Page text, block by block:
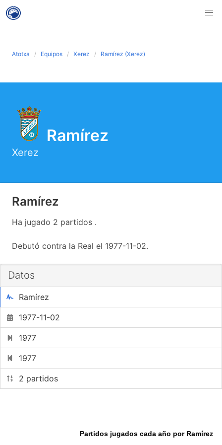
Atotxa Equipos Xerez Ramírez (Xerez)
Ramírez
Xerez
Ramírez
Ha jugado 2 partidos .
Debutó contra la Real el 1977-11-02.
Datos
Ramírez
1977-11-02
1977
1977
2 partidos
Partidos jugados cada año por Ramírez